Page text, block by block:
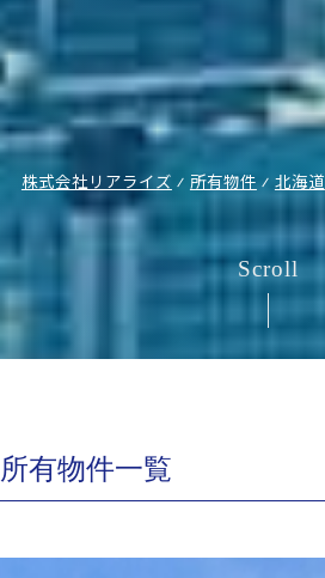
株式会社リアライズ ⁄ 所有物件 ⁄ 北海道
Scroll
所有物件一覧